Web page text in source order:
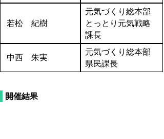
若松 紀樹
元気づくり総本部
とっとり元気戦略
課長
中西 朱実
元気づくり総本部
県民課長
開催結果